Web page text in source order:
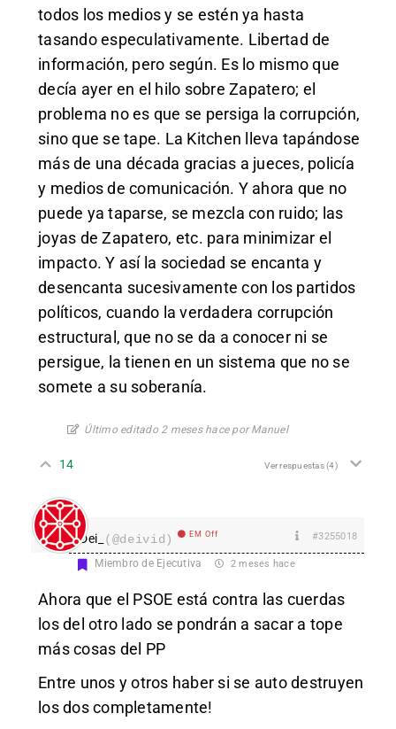
todos los medios y se estén ya hasta
tasando especulativamente. Libertad de
información, pero según. Es lo mismo que
decía ayer en el hilo sobre Zapatero; el
problema no es que se persiga la corrupción,
sino que se tape. La Kitchen lleva tapándose
más de una década gracias a jueces, policía
y medios de comunicación. Y ahora que no
puede ya taparse, se mezcla con ruido; las
joyas de Zapatero, etc. para minimizar el
impacto. Y así la sociedad se encanta y
desencanta sucesivamente con los partidos
políticos, cuando la verdadera corrupción
estructural, que no se da a conocer ni se
persigue, la tienen en un sistema que no se
somete a su soberanía.
Último editado 2 meses hace por Manuel
14 Ver respuestas(4)
Dei_ (@deivid) EM Off #3255018
Miembro de Ejecutiva 2 meses hace
Ahora que el PSOE está contra las cuerdas
los del otro lado se pondrán a sacar a tope
más cosas del PP
Entre unos y otros haber si se auto destruyen
los dos completamente!